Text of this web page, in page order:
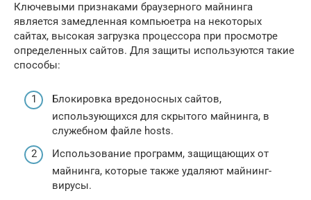
Ключевыми признаками браузерного майнинга
является замедленная компьюетра на некоторых
сайтах, высокая загрузка процессора при просмотре
определенных сайтов. Для защиты используются такие
способы:
Блокировка вредоносных сайтов,
использующихся для скрытого майнинга, в
служебном файле hosts.
Использование программ, защищающих от
майнинга, которые также удаляют майнинг-
вирусы.